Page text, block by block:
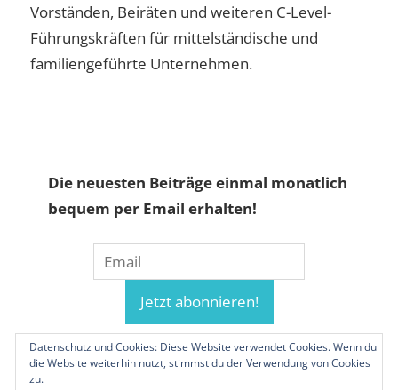
Vorständen, Beiräten und weiteren C-Level-
Führungskräften für mittelständische und
familiengeführte Unternehmen.
Die neuesten Beiträge einmal monatlich
bequem per Email erhalten!
Datenschutz und Cookies: Diese Website verwendet Cookies. Wenn du
die Website weiterhin nutzt, stimmst du der Verwendung von Cookies
zu.